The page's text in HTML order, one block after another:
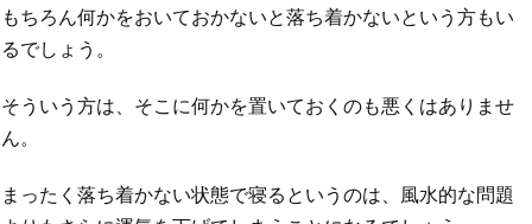
もちろん何かをおいておかないと落ち着かないという方もい
るでしょう。
そういう方は、そこに何かを置いておくのも悪くはありませ
ん。
まったく落ち着かない状態で寝るというのは、風水的な問題